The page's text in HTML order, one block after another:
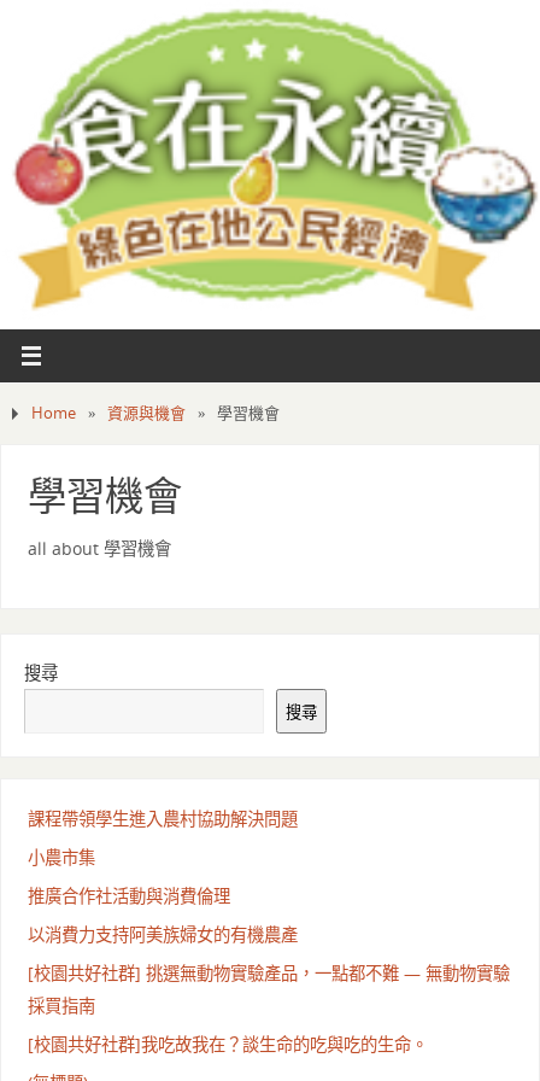
Home » 資源與機會 » 學習機會
學習機會
all about 學習機會
搜尋
搜尋
課程帶領學生進入農村協助解決問題
小農市集
推廣合作社活動與消費倫理
以消費力支持阿美族婦女的有機農產
[校園共好社群] 挑選無動物實驗產品，一點都不難 — 無動物實驗
採買指南
[校園共好社群]我吃故我在？談生命的吃與吃的生命。